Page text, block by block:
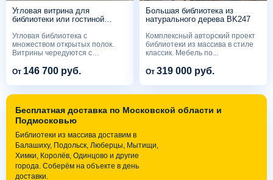
Угловая витрина для
библиотеки или гостиной
Угловая библиотека с
множеством открытых полок.
Витрины чередуются с
От 146 700 руб.
Большая библиотека из
натурального дерева BK247
Комплексный авторский проект
библиотеки из массива в стиле
классик. Мебель по...
От 319 000 руб.
Бесплатная доставка по Московской области и
Подмосковью
Библиотеки из массива доставим в
Балашиху, Подольск, Люберцы, Мытищи,
Химки, Королёв, Одинцово и другие
города. Соберём на объекте в день
доставки.